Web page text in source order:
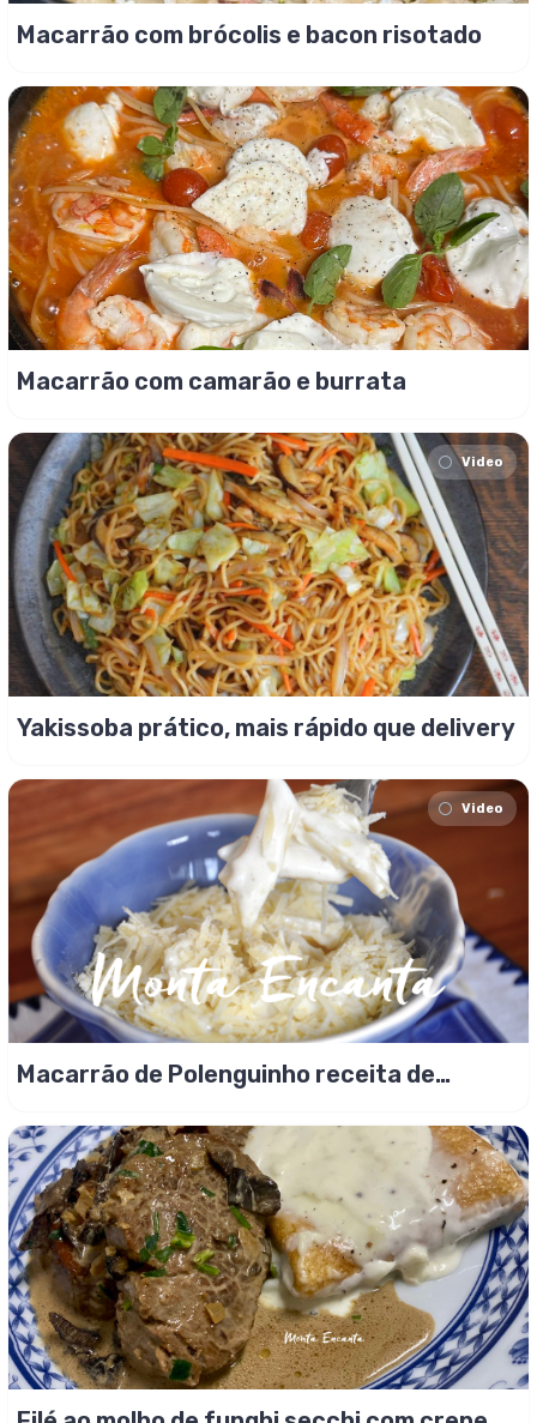
Macarrão com brócolis e bacon risotado
Macarrão com camarão e burrata
Video
Yakissoba prático, mais rápido que delivery
Video
Macarrão de Polenguinho receita de